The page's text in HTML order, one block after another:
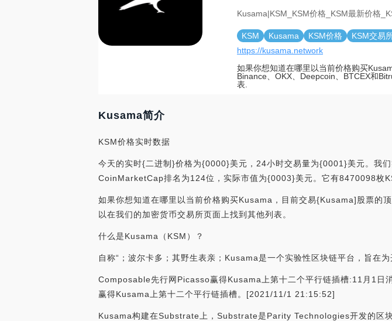
Kusama|KSM_KSM价格_KSM最新价格
KSM Kusama KSM价格 KSM交易
https://kusama.network
如果你想知道在哪里以当前价格购买
Binance、OKX、Deepcoin、BTCEX和
表.
Kusama简介
KSM价格实时数据
今天的实时{二进制}价格为{0000}美元，24小时交易量为{0001}美元。我
CoinMarketCap排名为124位，实际市值为{0003}美元。它有8470098枚
如果你想知道在哪里以当前价格购买Kusama，目前交易{Kusama]股票
以在我们的加密货币交易所页面上找到其他列表。
什么是Kusama（KSM）？
自称“；波尔卡多；其野生表亲；Kusama是一个实验性区块链平台，旨在
Composable先行网Picasso赢得Kusama上第十二个平行链插槽:11月1
赢得Kusama上第十二个平行链插槽。[2021/11/1 21:15:52]
Kusama构建在Substrate上，Substrate是Parity Technologies开发的区